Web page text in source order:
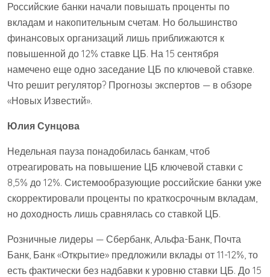
Российские банки начали повышать проценты по
вкладам и накопительным счетам. Но большинство
финансовых организаций лишь приближаются к
повышенной до 12% ставке ЦБ. На 15 сентября
намечено еще одно заседание ЦБ по ключевой ставке.
Что решит регулятор? Прогнозы экспертов — в обзоре
«Новых Известий».
Юлия Сунцова
Недельная пауза понадобилась банкам, чтоб
отреагировать на повышение ЦБ ключевой ставки с
8,5% до 12%. Системообразующие российские банки уже
скорректировали проценты по краткосрочным вкладам,
но доходность лишь сравнялась со ставкой ЦБ.
Розничные лидеры — Сбербанк, Альфа-Банк, Почта
Банк, Банк «Открытие» предложили вклады от 11-12%, то
есть фактически без надбавки к уровню ставки ЦБ. До 15